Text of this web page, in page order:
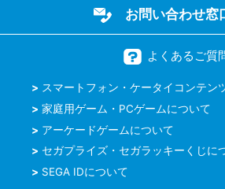
お問い合わせ窓
よくあるご質
スマートフォン・ケータイコンテン
家庭用ゲーム・PCゲームについて
アーケードゲームについて
セガプライズ・セガラッキーくじに
SEGA IDについて